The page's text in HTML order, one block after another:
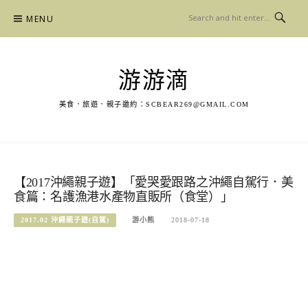
content
MENU
游游滴
美食．旅遊．親子邀約： SCBEAR269@GMAIL.COM
【2017沖繩親子遊】「愛哭愛跟路之沖繩自駕行．美
食篇：名護漁港水產物直販所（食堂）」
2017.02 沖繩親子遊(自駕) 游小熊 2018-07-18